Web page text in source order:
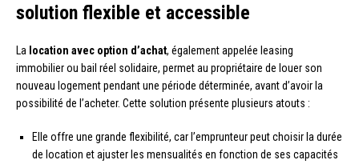
solution flexible et accessible
La location avec option d’achat, également appelée leasing
immobilier ou bail réel solidaire, permet au propriétaire de louer son
nouveau logement pendant une période déterminée, avant d’avoir la
possibilité de l’acheter. Cette solution présente plusieurs atouts :
Elle offre une grande flexibilité, car l’emprunteur peut choisir la durée
de location et ajuster les mensualités en fonction de ses capacités